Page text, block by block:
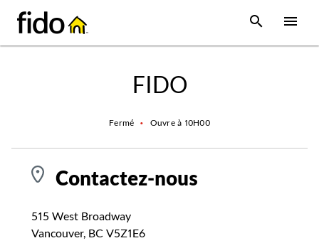
content
site map
Open
FIDO
Fermé • Ouvre à 10H00
Contactez-nous
515 West Broadway
Vancouver, BC V5Z1E6